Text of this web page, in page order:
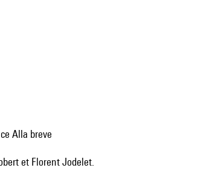
Alla breve
et Florent Jodelet.